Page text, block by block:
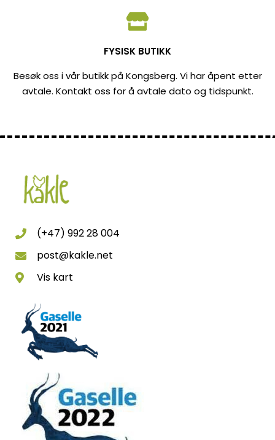
FYSISK BUTIKK
Besøk oss i vår butikk på Kongsberg. Vi har åpent etter
avtale. Kontakt oss for å avtale dato og tidspunkt.
(+47) 992 28 004
post@kakle.net
Vis kart